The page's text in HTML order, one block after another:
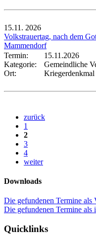
15.11. 2026
Volkstrauertag, nach dem
Mammendorf
Termin:
15.11.2026
Kategorie:
Gemeindliche
Ort:
zurück
1
2
3
4
weiter
Downloads
Die gefundenen Termine
Die gefundenen Termine
Quicklinks